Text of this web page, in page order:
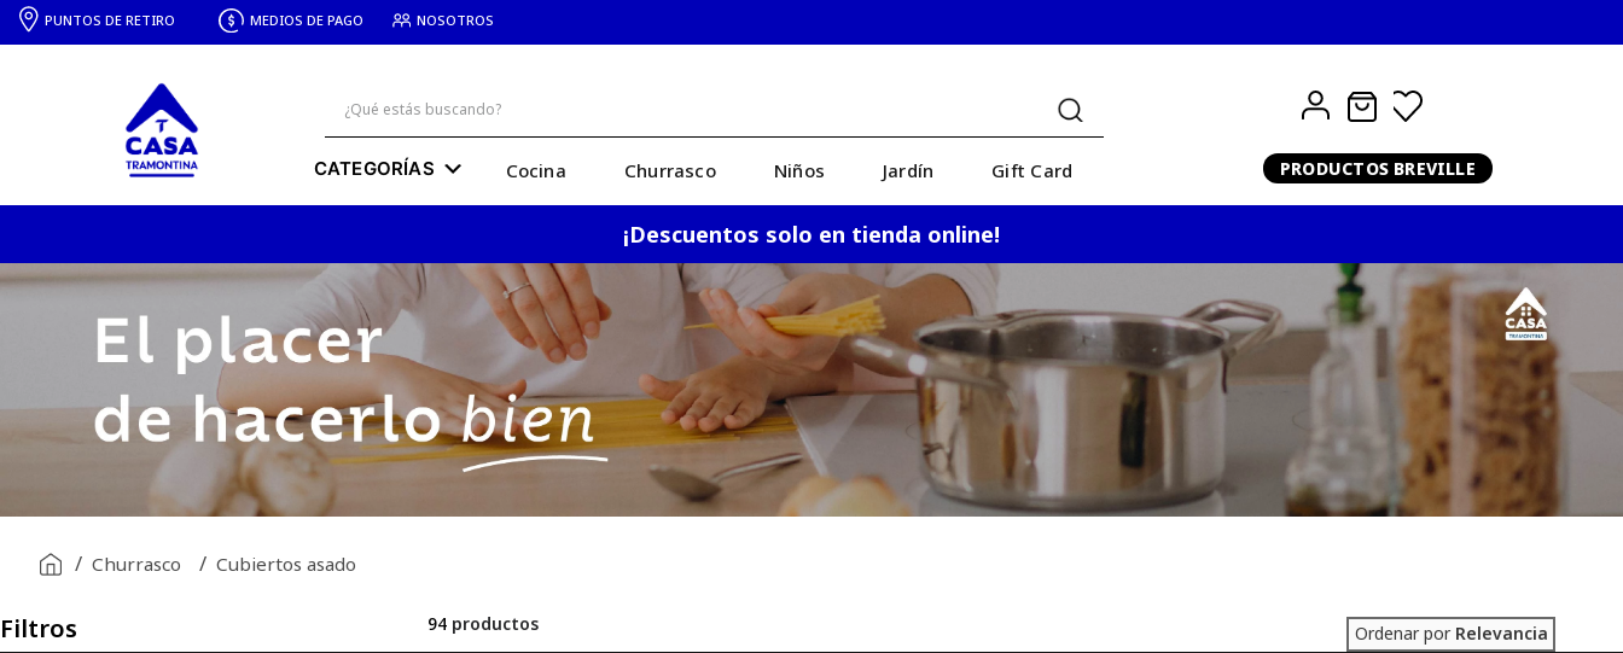
PUNTOS DE RETIRO MEDIOS DE PAGO NOSOTROS
Términos más buscados
1. cuchillo
breville
4. bacha
juego ollas
6. silla
7. basurero
8.
Cocina Churrasco Niños Jardín Gift Card PRODUCTOS BREVILLE
¡Descuentos solo en tienda online!
Churrasco Cubiertos asado
Filtros 94 productos Ordenar por Relevancia